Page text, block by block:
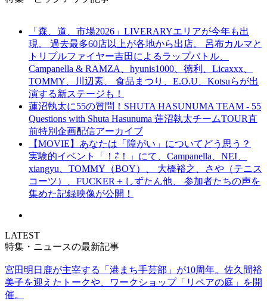
「森、道、市場2026」LIVERARYエリアが今年も出
現。 過去最多60店以上が各地から出店。 呂布カルマと
トリプルファイヤー吉田によるラップバトル、
Campanella & RAMZA、hyunis1000、徳利、Licaxxx、
TOMMY、川辺素、 食品まつり、E.O.U、Kotsuらが出
演する新ステージも！
蓮沼執太に55の質問！SHUTA HASUNUMA TEAM - 55
Questions with Shuta Hasunuma 蓮沼執太チームTOUR直
前特別企画配信アーカイブ
【MOVIE】あなたは「障がい」についてどう思う？
実験的イベント「！⇄！」にて、Campanella、NEI、
xiangyu、TOMMY（BOY）、 大橋裕之、さや（テニス
コーツ）、FUCKER＋しずたん他、 参加者たちの声を
集めた記録映像が公開！
LATEST
特集・ニュースの最新記事
宮田明日鹿が主宰する「港まち手芸部」が10周年。佐久間裕
美子を迎えたトークや、ワークショップ「リペアの庭」を開
催。